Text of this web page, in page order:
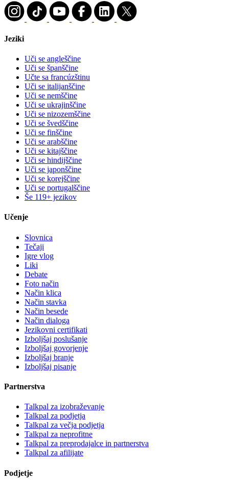
Jeziki
Uči se angleščine
Uči se španščine
Učte sa francúzštinu
Uči se italijanščine
Uči se nemščine
Uči se ukrajinščine
Uči se nizozemščine
Uči se švedščine
Uči se finščine
Uči se arabščine
Uči se kitajščine
Uči se hindijščine
Uči se japonščine
Uči se korejščine
Uči se portugalščine
Še 119+ jezikov
Učenje
Slovnica
Tečaji
Igre vlog
Liki
Debate
Foto način
Način klica
Način stavka
Način besede
Način dialoga
Jezikovni certifikati
Izboljšaj poslušanje
Izboljšaj govorjenje
Izboljšaj branje
Izboljšaj pisanje
Partnerstva
Talkpal za izobraževanje
Talkpal za podjetja
Talkpal za večja podjetja
Talkpal za neprofitne
Talkpal za preprodajalce in partnerstva
Talkpal za afilijate
Podjetje